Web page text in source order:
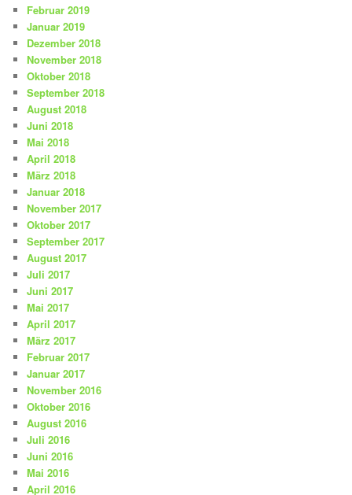
Februar 2019
Januar 2019
Dezember 2018
November 2018
Oktober 2018
September 2018
August 2018
Juni 2018
Mai 2018
April 2018
März 2018
Januar 2018
November 2017
Oktober 2017
September 2017
August 2017
Juli 2017
Juni 2017
Mai 2017
April 2017
März 2017
Februar 2017
Januar 2017
November 2016
Oktober 2016
August 2016
Juli 2016
Juni 2016
Mai 2016
April 2016